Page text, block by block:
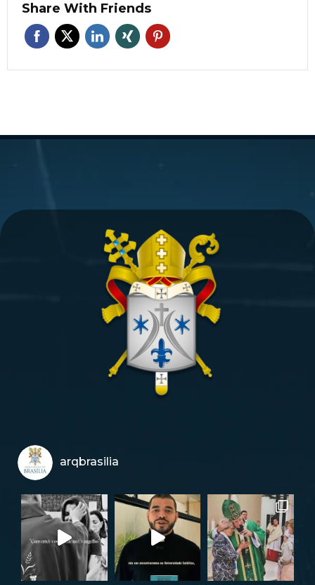
Share With Friends
arqbrasilia